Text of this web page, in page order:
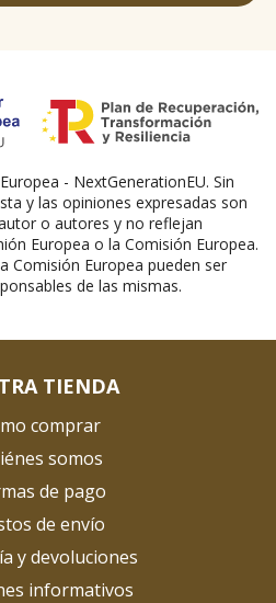
- NextGenerationEU. Sin
y las opiniones expresadas son
o autores y no reflejan
Europea o la Comisión Europea.
Comisión Europea pueden ser
de las mismas.
TIENDA
comprar
somos
de pago
de envío
y devoluciones
informativos